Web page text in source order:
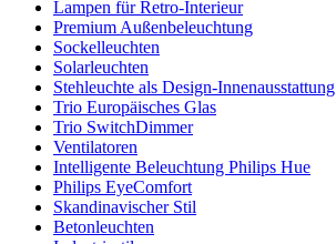
Lampen für Retro-Interieur
Premium Außenbeleuchtung
Sockelleuchten
Solarleuchten
Stehleuchte als Design-Innenausstattung
Trio Europäisches Glas
Trio SwitchDimmer
Ventilatoren
Intelligente Beleuchtung Philips Hue
Philips EyeComfort
Skandinavischer Stil
Betonleuchten